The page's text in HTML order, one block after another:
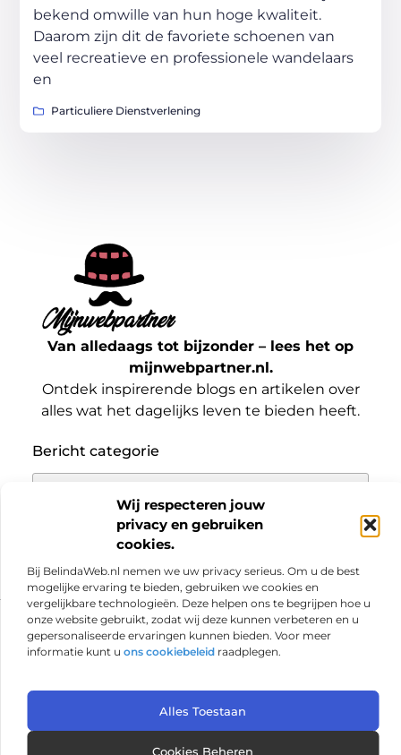
Wij respecteren jouw
privacy en gebruiken
cookies.
Bij BelindaWeb.nl nemen we uw privacy serieus. Om u de best
mogelijke ervaring te bieden, gebruiken we cookies en
vergelijkbare technologieën. Deze helpen ons te begrijpen hoe u
onze website gebruikt, zodat wij deze kunnen verbeteren en u
gepersonaliseerde ervaringen kunnen bieden. Voor meer
informatie kunt u ons cookiebeleid raadplegen.
Alles Toestaan
Cookies Beheren
bekend omwille van hun hoge kwaliteit.
Daarom zijn dit de favoriete schoenen van
veel recreatieve en professionele wandelaars
en
Particuliere Dienstverlening
Van alledaags tot bijzonder – lees het op
mijnwebpartner.nl.
Ontdek inspirerende blogs en artikelen over
alles wat het dagelijks leven te bieden heeft.
Bericht categorie
Onze informatie
@2025 www.mijnwebpartner.nl. All Right Reserved.